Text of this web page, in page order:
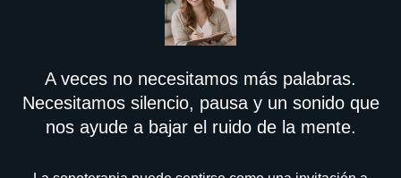
A veces no necesitamos más palabras.
Necesitamos silencio, pausa y un sonido que
nos ayude a bajar el ruido de la mente.